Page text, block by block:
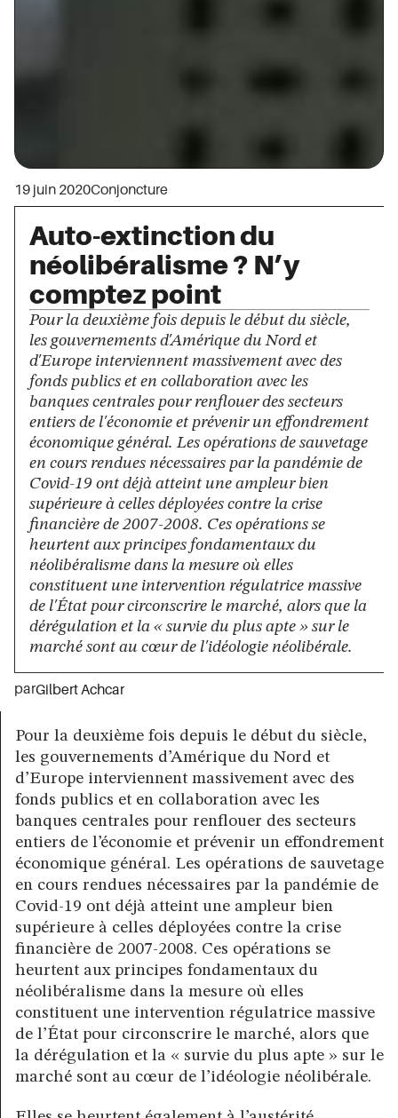
19 juin 2020Conjoncture
Auto-extinction du
néolibéralisme ? N’y
comptez point
Pour la deuxième fois depuis le début du siècle,
les gouvernements d'Amérique du Nord et
d'Europe interviennent massivement avec des
fonds publics et en collaboration avec les
banques centrales pour renflouer des secteurs
entiers de l'économie et prévenir un effondrement
économique général. Les opérations de sauvetage
en cours rendues nécessaires par la pandémie de
Covid-19 ont déjà atteint une ampleur bien
supérieure à celles déployées contre la crise
financière de 2007-2008. Ces opérations se
heurtent aux principes fondamentaux du
néolibéralisme dans la mesure où elles
constituent une intervention régulatrice massive
de l'État pour circonscrire le marché, alors que la
dérégulation et la « survie du plus apte » sur le
marché sont au cœur de l'idéologie néolibérale.
parGilbert Achcar
Pour la deuxième fois depuis le début du siècle,
les gouvernements d’Amérique du Nord et
d’Europe interviennent massivement avec des
fonds publics et en collaboration avec les
banques centrales pour renflouer des secteurs
entiers de l’économie et prévenir un effondrement
économique général. Les opérations de sauvetage
en cours rendues nécessaires par la pandémie de
Covid-19 ont déjà atteint une ampleur bien
supérieure à celles déployées contre la crise
financière de 2007-2008. Ces opérations se
heurtent aux principes fondamentaux du
néolibéralisme dans la mesure où elles
constituent une intervention régulatrice massive
de l’État pour circonscrire le marché, alors que
la dérégulation et la « survie du plus apte » sur le
marché sont au cœur de l’idéologie néolibérale.